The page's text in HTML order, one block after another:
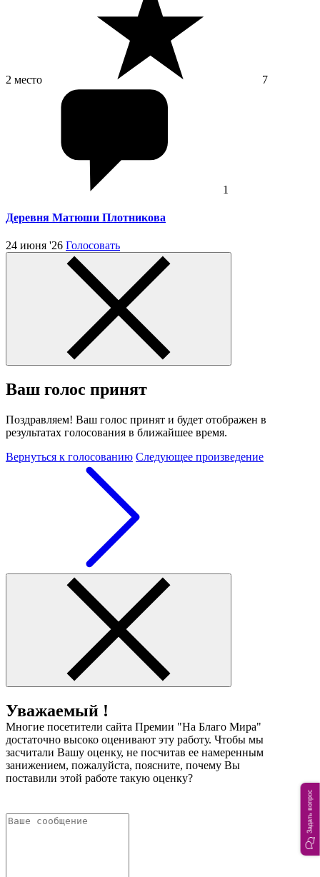
2 место 7
1
Деревня Матюши Плотникова
24 июня '26 Голосовать
Ваш голос принят
Поздравляем! Ваш голос принят и будет отображен в
результатах голосования в ближайшее время.
Вернуться к голосованию Следующее произведение
Уважаемый !
Многие посетители сайта Премии "На Благо Мира"
достаточно высоко оценивают эту работу. Чтобы мы
засчитали Вашу оценку, не посчитав ее намеренным
занижением, пожалуйста, поясните, почему Вы
поставили этой работе такую оценку?
Задать вопрос